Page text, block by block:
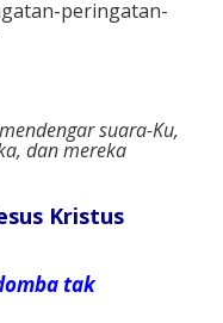
peringatan-
suara-Ku,
dan mereka
Kristus
tak